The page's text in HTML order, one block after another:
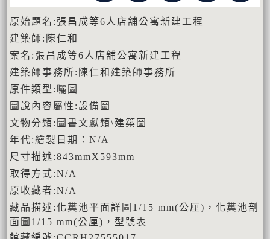
原始題名:張昌成等6人店舖公寓新建工程
建築師:陳仁和
案名:張昌成等6人店舖公寓新建工程
建築師事務所:陳仁和建築師事務所
原件類型:曬圖
圖說內容屬性:設備圖
文物分類:圖書文獻類\建築圖
年代:繪製日期：N/A
尺寸描述:843mmX593mm
取得方式:N/A
原收藏者:N/A
藏品描述:化糞池平面詳圖1/15 mm(公厘)，化糞池剖
面圖1/15 mm(公厘)，型號表